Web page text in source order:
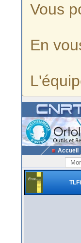
Vous
En
Accueil
TLFi